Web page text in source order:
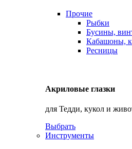
Прочие
Рыбки
Бусины,
Кабашоны,
Ресницы
Акриловые глазки
для Тедди, кукол и
Выбрать
Инструменты